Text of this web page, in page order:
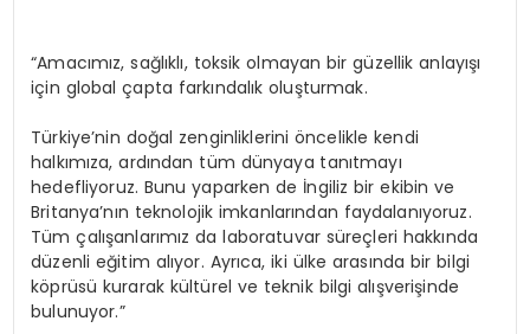
“Amacımız, sağlıklı, toksik olmayan bir güzellik anlayışı
için global çapta farkındalık oluşturmak.
Türkiye’nin doğal zenginliklerini öncelikle kendi
halkımıza, ardından tüm dünyaya tanıtmayı
hedefliyoruz. Bunu yaparken de İngiliz bir ekibin ve
Britanya’nın teknolojik imkanlarından faydalanıyoruz.
Tüm çalışanlarımız da laboratuvar süreçleri hakkında
düzenli eğitim alıyor. Ayrıca, iki ülke arasında bir bilgi
köprüsü kurarak kültürel ve teknik bilgi alışverişinde
bulunuyor.”